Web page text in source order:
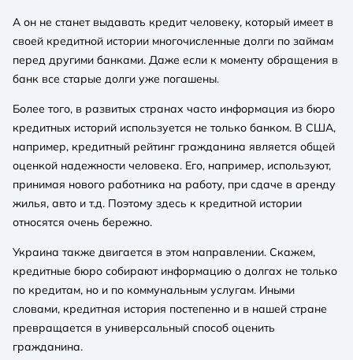
А он не станет выдавать кредит человеку, который имеет в
своей кредитной истории многочисленные долги по займам
перед другими банками. Даже если к моменту обращения в
банк все старые долги уже погашены.
Более того, в развитых странах часто информация из бюро
кредитных историй используется не только банком. В США,
например, кредитный рейтинг гражданина является общей
оценкой надежности человека. Его, например, используют,
принимая нового работника на работу, при сдаче в аренду
жилья, авто и т.д. Поэтому здесь к кредитной истории
относятся очень бережно.
Украина также двигается в этом направлении. Скажем,
кредитные бюро собирают информацию о долгах не только
по кредитам, но и по коммунальным услугам. Иными
словами, кредитная история постепенно и в нашей стране
превращается в универсальный способ оценить
гражданина.